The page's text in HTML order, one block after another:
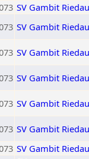
SV Gambit Riedau
SV Gambit Riedau
SV Gambit Riedau
SV Gambit Riedau
SV Gambit Riedau
SV Gambit Riedau
SV Gambit Riedau